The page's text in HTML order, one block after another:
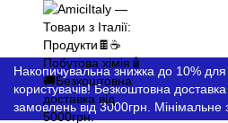
Накопичувальна знижка до 10%
користувачів! Безкоштовна
замовлень від 3000грн. Мінімальне